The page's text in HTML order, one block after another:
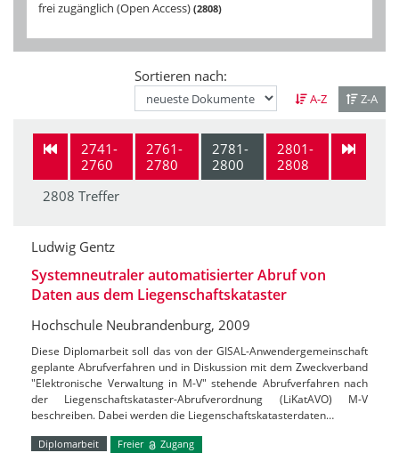
frei zugänglich (Open Access) 2808
Sortieren nach:
A-Z Z-A
2741-
2760
2761-
2780
2781-
2800
2801-
2808
2808 Treffer
Ludwig Gentz
Systemneutraler automatisierter Abruf von
Daten aus dem Liegenschaftskataster
Hochschule Neubrandenburg, 2009
Diese Diplomarbeit soll das von der GISAL-Anwendergemeinschaft
geplante Abrufverfahren und in Diskussion mit dem Zweckverband
"Elektronische Verwaltung in M-V" stehende Abrufverfahren nach
der Liegenschaftskataster-Abrufverordnung (LiKatAVO) M-V
beschreiben. Dabei werden die Liegenschaftskatasterdaten…
Diplomarbeit Freier Zugang